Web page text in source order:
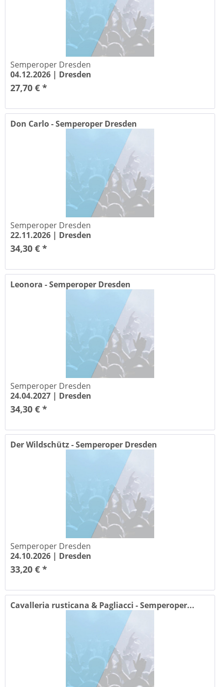
Semperoper Dresden
04.12.2026 | Dresden
27,70 € *
Don Carlo - Semperoper Dresden
Semperoper Dresden
22.11.2026 | Dresden
34,30 € *
Leonora - Semperoper Dresden
Semperoper Dresden
24.04.2027 | Dresden
34,30 € *
Der Wildschütz - Semperoper Dresden
Semperoper Dresden
24.10.2026 | Dresden
33,20 € *
Cavalleria rusticana & Pagliacci - Semperoper...